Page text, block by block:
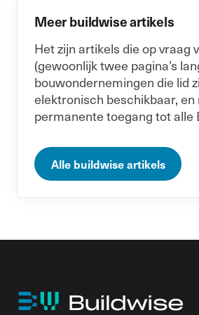
Meer buildwise artikels
Het zijn artikels die op
(gewoonlijk twee pagina’s
bouwondernemingen die lid
elektronisch beschikbaar,
permanente toegang tot alle
Alle buildwise artikels